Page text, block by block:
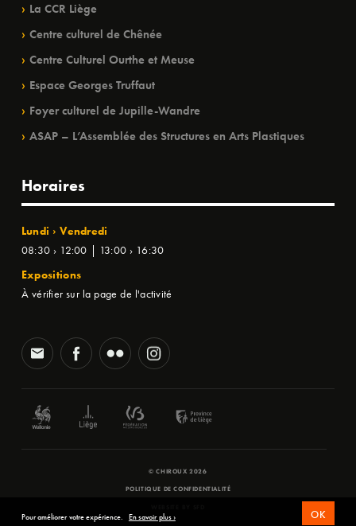
La CCR Liège
Centre culturel de Chênée
Centre Culturel Ourthe et Meuse
Espace Georges Truffaut
Foyer culturel de Jupille-Wandre
ASAP – L’Assemblée des Structures en Arts Plastiques
Horaires
Lundi › Vendredi
08:30 › 12:00 | 13:00 › 16:30
Expositions
À vérifier sur la page de l'activité
© CHIROUX 2026
POLITIQUE DE CONFIDENTIALITÉ
Pour améliorer votre expérience. En savoir plus › OK